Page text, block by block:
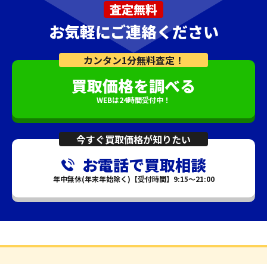
査定無料
お気軽にご連絡ください
カンタン1分無料査定！
買取価格を調べる
WEBは24時間受付中！
今すぐ買取価格が知りたい
お電話で買取相談
年中無休(年末年始除く)【受付時間】9:15～21:00